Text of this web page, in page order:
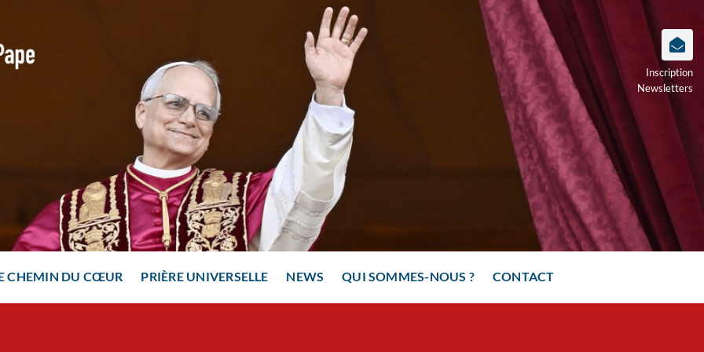
Inscription
Newsletters
CHEMIN DU CŒUR PRIÈRE UNIVERSELLE NEWS QUI SOMMES-NOUS ? CONTACT